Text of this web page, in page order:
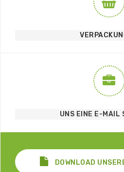
UNS EINE E-MAIL
DOWNLOAD